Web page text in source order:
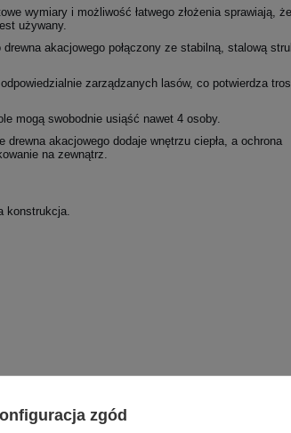
wymiary i możliwość łatwego złożenia sprawiają,
używany.
akacjowego połączony ze stabilną, stalową
zarządzanych lasów, co potwierdza
mogą swobodnie usiąść nawet 4 osoby.
drewna akacjowego dodaje wnętrzu ciepła, a ochrona
na zewnątrz.
konstrukcja.
zgód